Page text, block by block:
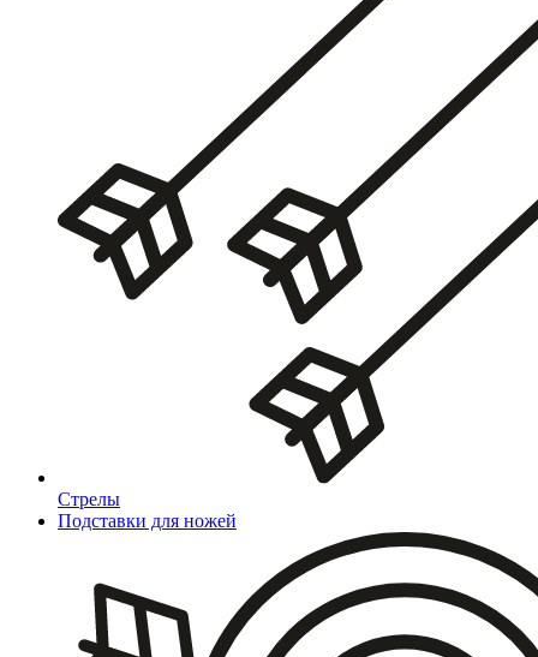
Стрелы
Подставки для ножей